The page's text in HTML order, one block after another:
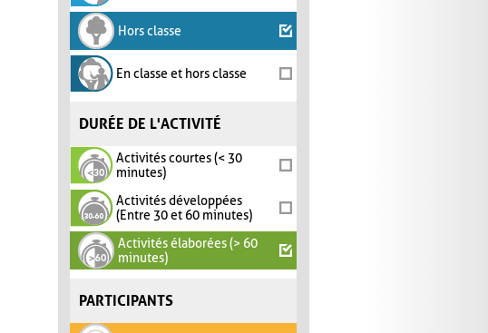
Hors classe
En classe et hors classe
DURÉE DE L'ACTIVITÉ
Activités courtes (< 30
minutes)
Activités développées
(Entre 30 et 60 minutes)
Activités élaborées (> 60
minutes)
PARTICIPANTS